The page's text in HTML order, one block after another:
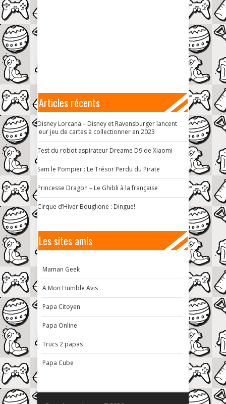
Articles récents
Disney Lorcana – Disney et Ravensburger lancent
leur jeu de cartes à collectionner en 2023
Test du robot aspirateur Dreame D9 de Xiaomi
Sam le Pompier : Le Trésor Perdu du Pirate
Princesse Dragon – Le Ghibli à la française
Cirque d’Hiver Bouglione : Dingue!
Les sites amis
Maman Geek
A Mon Humble Avis
Papa Citoyen
Papa Online
Trucs 2 papas
Papa Cube